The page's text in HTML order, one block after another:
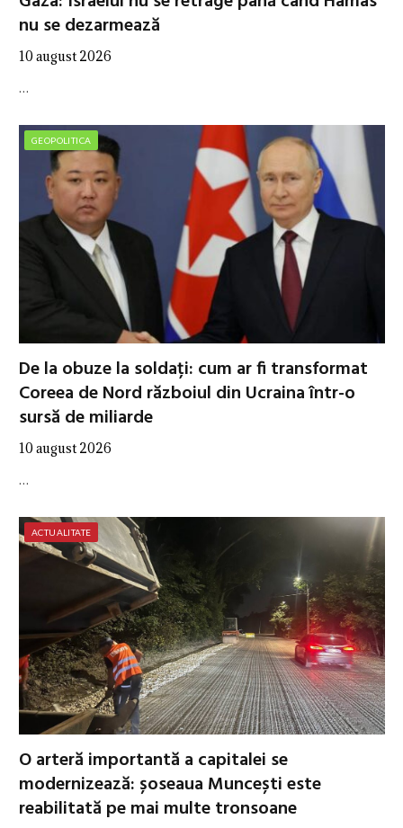
nu se dezarmează
10 august 2026
…
GEOPOLITICA
De la obuze la soldați: cum ar fi transformat
Coreea de Nord războiul din Ucraina într-o
sursă de miliarde
10 august 2026
…
ACTUALITATE
O arteră importantă a capitalei se
modernizează: șoseaua Muncești este
reabilitată pe mai multe tronsoane